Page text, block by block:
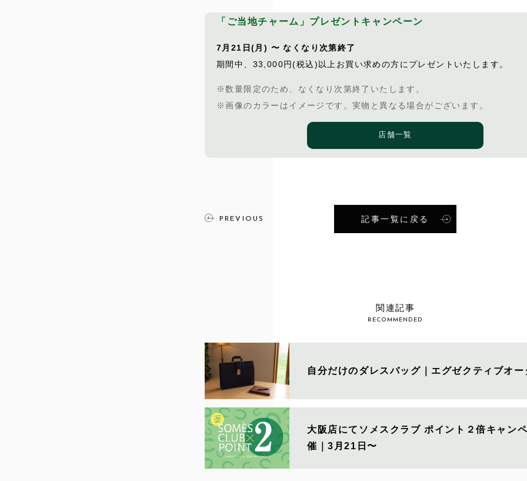
「ご当地チャーム」プレゼントキャンペーン
7月21日(月) 〜 なくなり次第終了
期間中、33,000円(税込)以上お買い求めの方にプレゼントいたします。
※数量限定のため、なくなり次第終了いたします。
※画像のカラーはイメージです。実物と異なる場合がございます。
店舗一覧
PREVIOUS 記事一覧に戻る
関連記事
RECOMMENDED
自分だけのダレスバッグ｜エグゼクティブオー
大阪店にてソメスクラブ ポイント２倍キャン
催｜3月21日〜